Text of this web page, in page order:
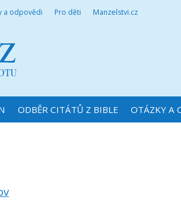
a odpovědi Pro děti Manzelstvi.cz
ODBĚR CITÁTŮ Z BIBLE OTÁZKY A